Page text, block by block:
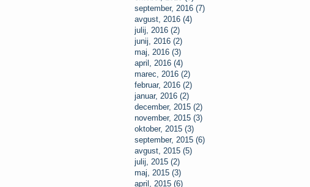
september, 2016 (7)
avgust, 2016 (4)
julij, 2016 (2)
junij, 2016 (2)
maj, 2016 (3)
april, 2016 (4)
marec, 2016 (2)
februar, 2016 (2)
januar, 2016 (2)
december, 2015 (2)
november, 2015 (3)
oktober, 2015 (3)
september, 2015 (6)
avgust, 2015 (5)
julij, 2015 (2)
maj, 2015 (3)
april, 2015 (6)